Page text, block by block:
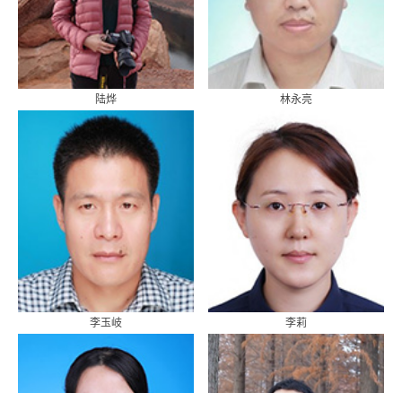
陆烨
副教授
林永亮
李玉岐
李莉
副教授